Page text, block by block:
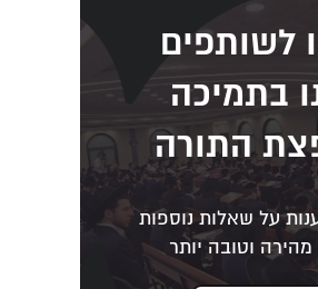
לשותפים
בתמיכה
התורה
על שאלות נוספות
וטובה יותר